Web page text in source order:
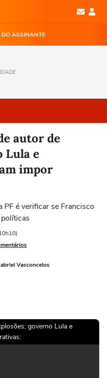
DO ASSINANTE
autor de
Lula e
impor
é verificar se Francisco
Vasconcelos
governo Lula e